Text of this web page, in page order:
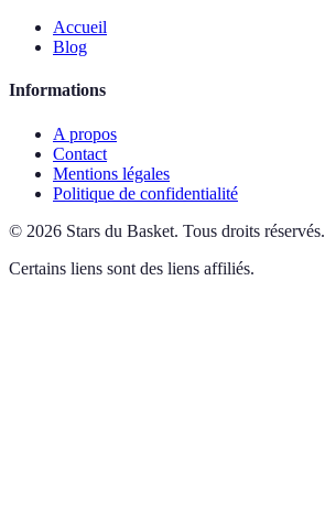
Accueil
Blog
Informations
A propos
Contact
Mentions légales
Politique de confidentialité
© 2026 Stars du Basket. Tous droits réservés.
Certains liens sont des liens affiliés.